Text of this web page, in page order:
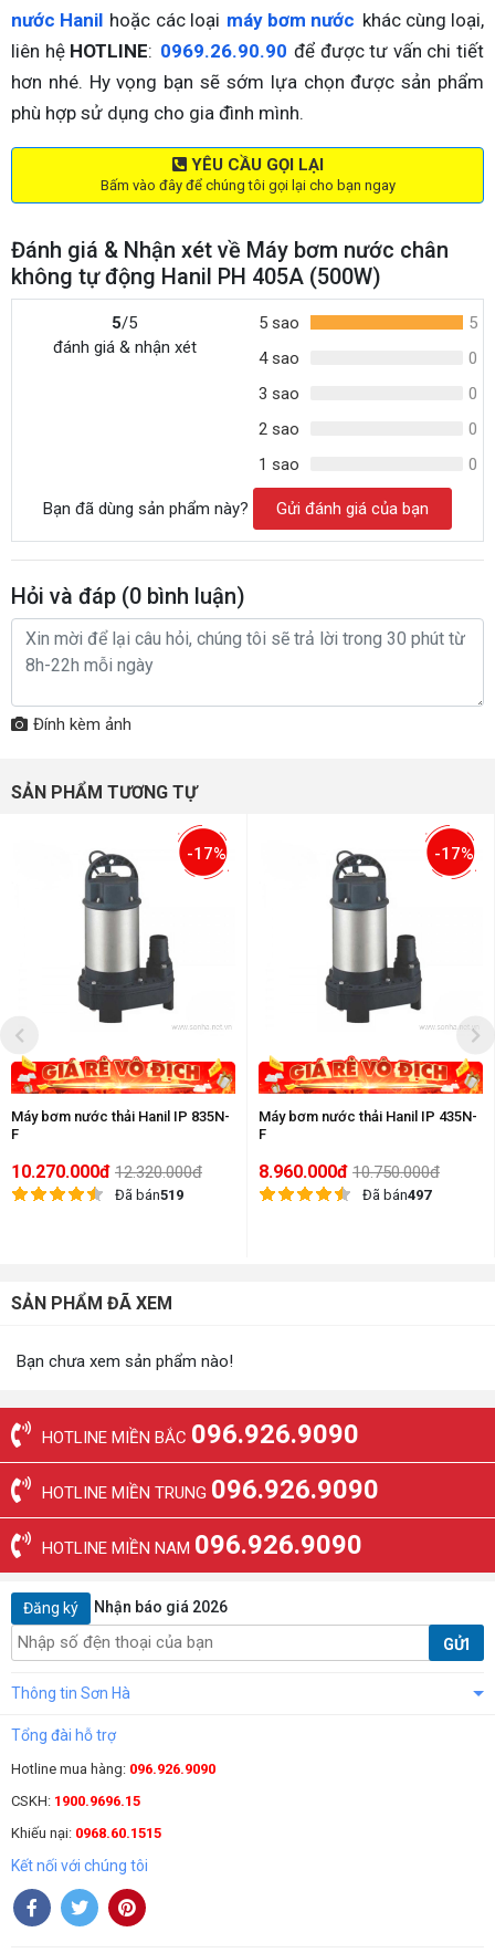
nước Hanil hoặc các loại máy bơm nước khác cùng loại,
liên hệ HOTLINE: 0969.26.90.90 để được tư vấn chi tiết
hơn nhé. Hy vọng bạn sẽ sớm lựa chọn được sản phẩm
phù hợp sử dụng cho gia đình mình.
YÊU CẦU GỌI LẠI
Bấm vào đây để chúng tôi gọi lại cho bạn ngay
Đánh giá & Nhận xét về Máy bơm nước chân
không tự động Hanil PH 405A (500W)
5/5
đánh giá & nhận xét
5 sao
5
4 sao
0
3 sao
0
2 sao
0
1 sao
0
Bạn đã dùng sản phẩm này? Gửi đánh giá của bạn
Hỏi và đáp (0 bình luận)
Đính kèm ảnh
SẢN PHẨM TƯƠNG TỰ
-17%
Máy bơm nước thải Hanil IP 835N-
F
10.270.000đ 12.320.000đ
Đã bán519
-17%
Máy bơm nước thải Hanil IP 435N-
F
8.960.000đ 10.750.000đ
Đã bán497
SẢN PHẨM ĐÃ XEM
Bạn chưa xem sản phẩm nào!
HOTLINE MIỀN BẮC 096.926.9090
HOTLINE MIỀN TRUNG 096.926.9090
HOTLINE MIỀN NAM 096.926.9090
Đăng ký Nhận báo giá 2026
GỬI
Thông tin Sơn Hà
Tổng đài hỗ trợ
Hotline mua hàng: 096.926.9090
CSKH: 1900.9696.15
Khiếu nại: 0968.60.1515
Kết nối với chúng tôi